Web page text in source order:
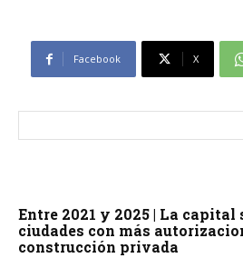
Facebook X
Entre 2021 y 2025 | La
ciudades con más
construcción privada